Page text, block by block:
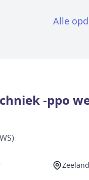
Alle
-ppo
Zeeland